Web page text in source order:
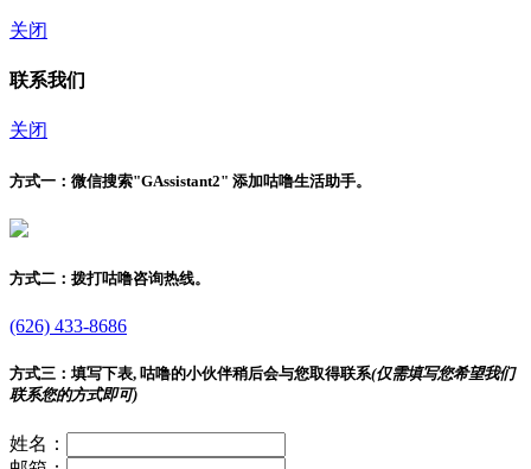
关闭
联系我们
关闭
方式一： 微信搜索"GAssistant2" 添加咕噜生活助手。
方式二： 拨打咕噜咨询热线。
(626) 433-8686
方式三： 填写下表, 咕噜的小伙伴稍后会与您取得联系(仅需填写您希望我们
联系您的方式即可)
姓名：